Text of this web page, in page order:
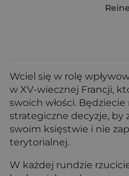
Wciel się w rolę
w XV-wiecznej Francji,
swoich włości.
strategiczne decyzje,
swoim księstwie i nie
terytorialnej.
W każdej rundzie